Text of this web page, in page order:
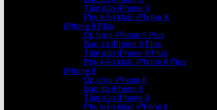
Tấm dán iPhone X
Phụ kiện khác iPhone X
iPhone 8 Plus
Ốp lưng iPhone 8 Plus
Bao da iPhone 8 Plus
Tấm dán iPhone 8 Plus
Phụ kiện khác iPhone 8 Plus
iPhone 8
Ốp lưng iPhone 8
Bao da iPhone 8
Tấm dán iPhone 8
Phụ kiện khác iPhone 8